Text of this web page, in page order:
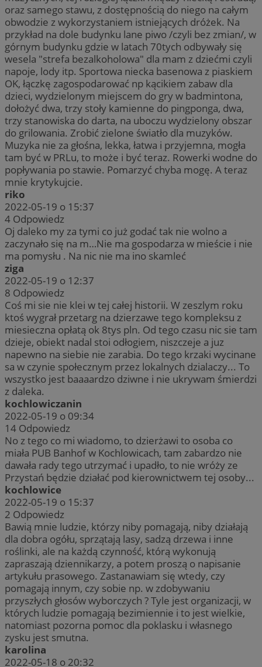
oraz samego stawu, z dostępnością do niego na całym
obwodzie z wykorzystaniem istniejących dróżek. Na
przykład na dole budynku lane piwo /czyli bez zmian/, w
górnym budynku gdzie w latach 70tych odbywały się
wesela "strefa bezalkoholowa" dla mam z dziećmi czyli
napoje, lody itp. Sportowa niecka basenowa z piaskiem
OK, łączkę zagospodarować np kącikiem zabaw dla
dzieci, wydzielonym miejscem do gry w badmintona,
dołożyć dwa, trzy stoły kamienne do pingponga, dwa,
trzy stanowiska do darta, na uboczu wydzielony obszar
do grilowania. Zrobić zielone światło dla muzyków.
Muzyka nie za głośna, lekka, łatwa i przyjemna, mogła
tam być w PRLu, to może i być teraz. Rowerki wodne do
popływania po stawie. Pomarzyć chyba mogę. A teraz
mnie krytykujcie.
riko
2022-05-19 o 15:37
4 Odpowiedz
Oj daleko my za tymi co już godać tak nie wolno a
zaczynało się na m…Nie ma gospodarza w mieście i nie
ma pomysłu . Na nic nie ma ino skamleć
ziga
2022-05-19 o 12:37
8 Odpowiedz
Coś mi sie nie klei w tej całej historii. W zeszlym roku
ktoś wygrał przetarg na dzierzawe tego kompleksu z
miesieczna opłatą ok 8tys pln. Od tego czasu nic sie tam
dzieje, obiekt nadal stoi odłogiem, niszczeje a juz
napewno na siebie nie zarabia. Do tego krzaki wycinane
sa w czynie społecznym przez lokalnych dzialaczy... To
wszystko jest baaaardzo dziwne i nie ukrywam śmierdzi
z daleka.
kochlowiczanin
2022-05-19 o 09:34
14 Odpowiedz
No z tego co mi wiadomo, to dzierżawi to osoba co
miała PUB Banhof w Kochlowicach, tam zabardzo nie
dawała rady tego utrzymać i upadło, to nie wróży ze
Przystań będzie działać pod kierownictwem tej osoby...
kochlowice
2022-05-19 o 15:37
2 Odpowiedz
Bawią mnie ludzie, którzy niby pomagają, niby działają
dla dobra ogółu, sprzątają lasy, sadzą drzewa i inne
roślinki, ale na każdą czynność, którą wykonują
zapraszają dziennikarzy, a potem proszą o napisanie
artykułu prasowego. Zastanawiam się wtedy, czy
pomagają innym, czy sobie np. w zdobywaniu
przyszłych głosów wyborczych ? Tyle jest organizacji, w
których ludzie pomagają bezimiennie i to jest wielkie,
natomiast pozorna pomoc dla poklasku i własnego
zysku jest smutna.
karolina
2022-05-18 o 20:32